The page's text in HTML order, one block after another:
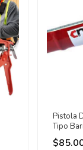
Pistola
Tipo
Silicon